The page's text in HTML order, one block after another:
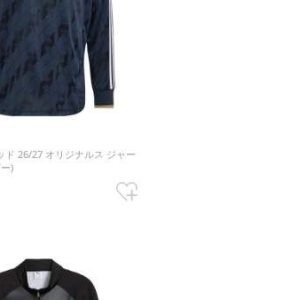
ド 26/27 オリジナルス ジャー
)